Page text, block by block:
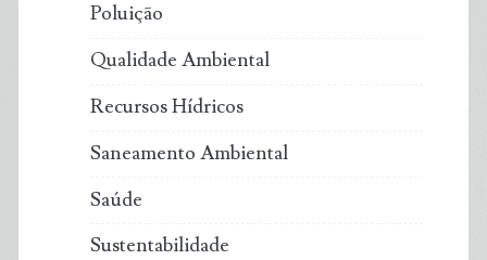
Poluição
Qualidade Ambiental
Recursos Hídricos
Saneamento Ambiental
Saúde
Sustentabilidade